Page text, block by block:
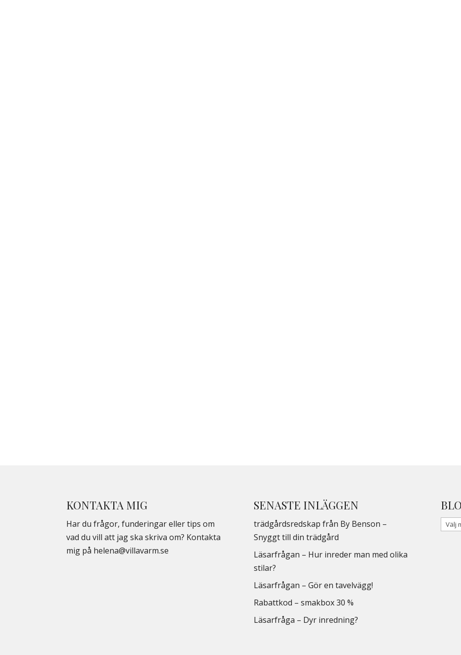
KONTAKTA MIG
Har du frågor, funderingar eller tips om
vad du vill att jag ska skriva om? Kontakta
mig på helena@villavarm.se
SENASTE INLÄGGEN
trädgårdsredskap från By Benson –
Snyggt till din trädgård
Läsarfrågan – Hur inreder man med olika
stilar?
Läsarfrågan – Gör en tavelvägg!
Rabattkod – smakbox 30 %
Läsarfråga – Dyr inredning?